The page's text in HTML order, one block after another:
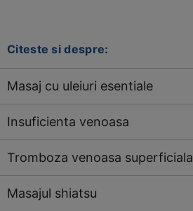
Citeste si despre:
Masaj cu uleiuri esentiale
Insuficienta venoasa
Tromboza venoasa superficiala
Masajul shiatsu